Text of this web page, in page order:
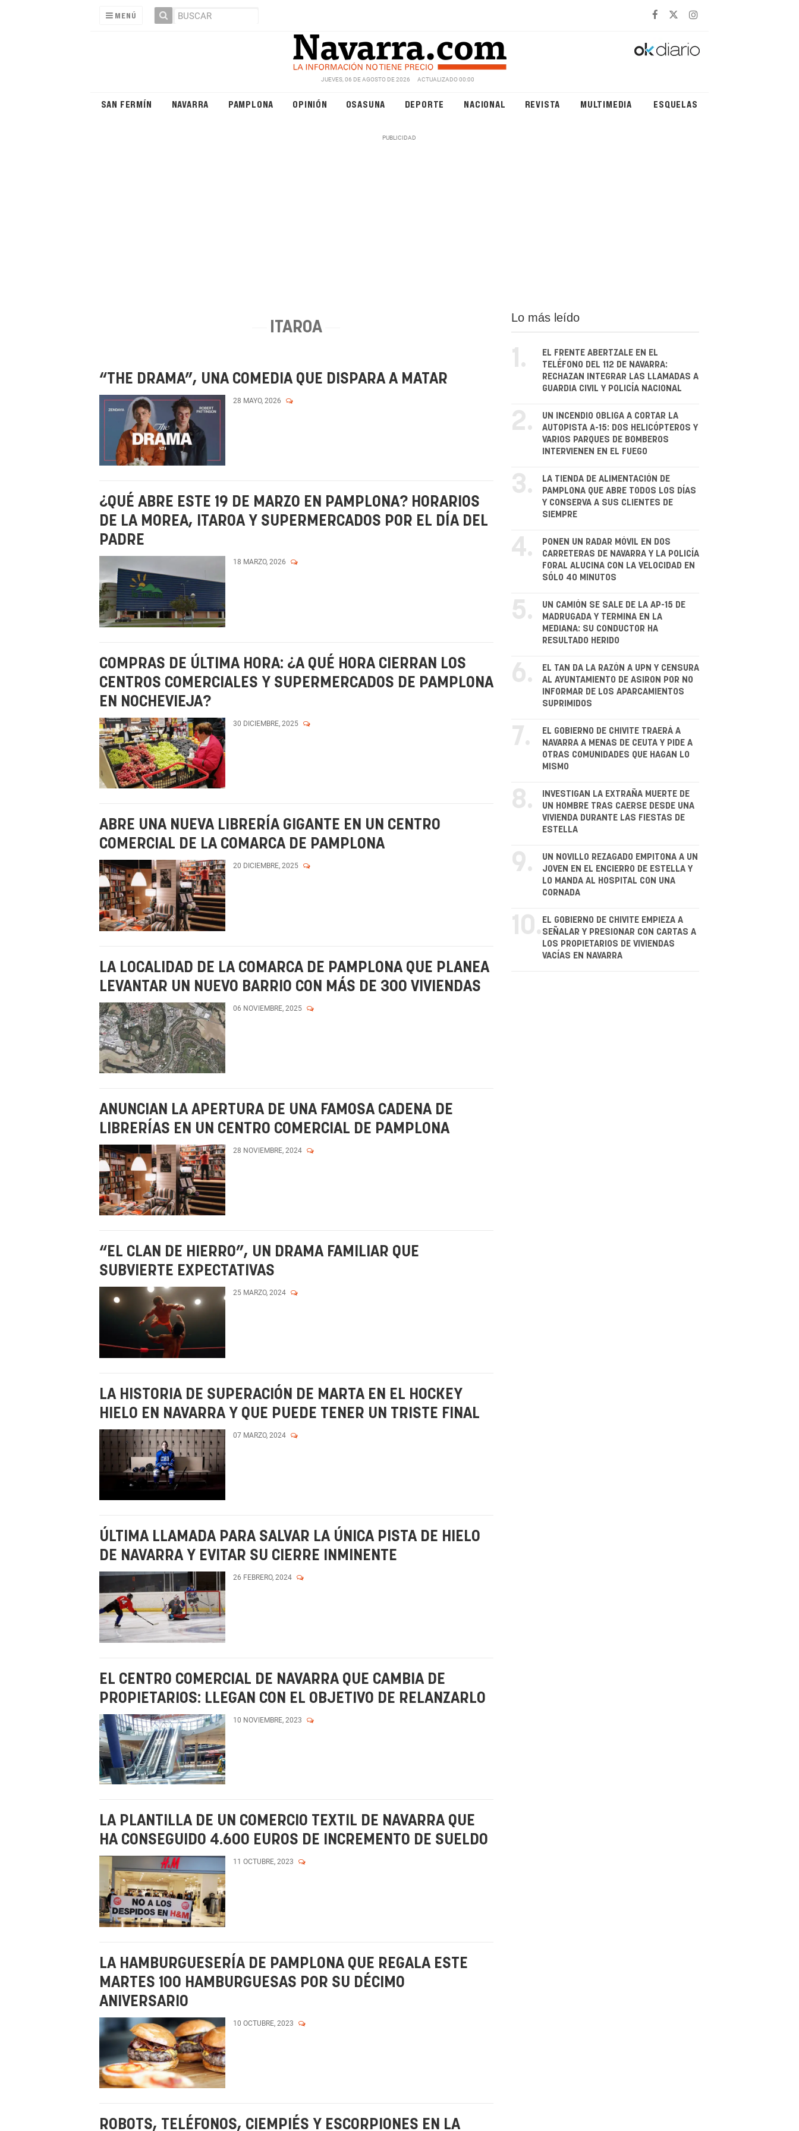
MENÚ
JUEVES, 06 DE AGOSTO DE 2026 ACTUALIZADO 00:00
SAN FERMÍN NAVARRA PAMPLONA OPINIÓN OSASUNA DEPORTE NACIONAL REVISTA MULTIMEDIA ESQUELAS
ITAROA
“THE DRAMA”, UNA COMEDIA QUE DISPARA A MATAR
28 MAYO, 2026
¿QUÉ ABRE ESTE 19 DE MARZO EN PAMPLONA? HORARIOS
DE LA MOREA, ITAROA Y SUPERMERCADOS POR EL DÍA DEL
PADRE
18 MARZO, 2026
COMPRAS DE ÚLTIMA HORA: ¿A QUÉ HORA CIERRAN LOS
CENTROS COMERCIALES Y SUPERMERCADOS DE PAMPLONA
EN NOCHEVIEJA?
30 DICIEMBRE, 2025
ABRE UNA NUEVA LIBRERÍA GIGANTE EN UN CENTRO
COMERCIAL DE LA COMARCA DE PAMPLONA
20 DICIEMBRE, 2025
LA LOCALIDAD DE LA COMARCA DE PAMPLONA QUE PLANEA
LEVANTAR UN NUEVO BARRIO CON MÁS DE 300 VIVIENDAS
06 NOVIEMBRE, 2025
ANUNCIAN LA APERTURA DE UNA FAMOSA CADENA DE
LIBRERÍAS EN UN CENTRO COMERCIAL DE PAMPLONA
28 NOVIEMBRE, 2024
“EL CLAN DE HIERRO”, UN DRAMA FAMILIAR QUE
SUBVIERTE EXPECTATIVAS
25 MARZO, 2024
LA HISTORIA DE SUPERACIÓN DE MARTA EN EL HOCKEY
HIELO EN NAVARRA Y QUE PUEDE TENER UN TRISTE FINAL
07 MARZO, 2024
ÚLTIMA LLAMADA PARA SALVAR LA ÚNICA PISTA DE HIELO
DE NAVARRA Y EVITAR SU CIERRE INMINENTE
26 FEBRERO, 2024
EL CENTRO COMERCIAL DE NAVARRA QUE CAMBIA DE
PROPIETARIOS: LLEGAN CON EL OBJETIVO DE RELANZARLO
10 NOVIEMBRE, 2023
LA PLANTILLA DE UN COMERCIO TEXTIL DE NAVARRA QUE
HA CONSEGUIDO 4.600 EUROS DE INCREMENTO DE SUELDO
11 OCTUBRE, 2023
LA HAMBURGUESERÍA DE PAMPLONA QUE REGALA ESTE
MARTES 100 HAMBURGUESAS POR SU DÉCIMO
ANIVERSARIO
10 OCTUBRE, 2023
ROBOTS, TELÉFONOS, CIEMPIÉS Y ESCORPIONES EN LA
Lo más leído
1.
EL FRENTE ABERTZALE EN EL
TELÉFONO DEL 112 DE NAVARRA:
RECHAZAN INTEGRAR LAS LLAMADAS A
GUARDIA CIVIL Y POLICÍA NACIONAL
2.
UN INCENDIO OBLIGA A CORTAR LA
AUTOPISTA A-15: DOS HELICÓPTEROS Y
VARIOS PARQUES DE BOMBEROS
INTERVIENEN EN EL FUEGO
3.
LA TIENDA DE ALIMENTACIÓN DE
PAMPLONA QUE ABRE TODOS LOS DÍAS
Y CONSERVA A SUS CLIENTES DE
SIEMPRE
4.
PONEN UN RADAR MÓVIL EN DOS
CARRETERAS DE NAVARRA Y LA POLICÍA
FORAL ALUCINA CON LA VELOCIDAD EN
SÓLO 40 MINUTOS
5.
UN CAMIÓN SE SALE DE LA AP-15 DE
MADRUGADA Y TERMINA EN LA
MEDIANA: SU CONDUCTOR HA
RESULTADO HERIDO
6.
EL TAN DA LA RAZÓN A UPN Y CENSURA
AL AYUNTAMIENTO DE ASIRON POR NO
INFORMAR DE LOS APARCAMIENTOS
SUPRIMIDOS
7.
EL GOBIERNO DE CHIVITE TRAERÁ A
NAVARRA A MENAS DE CEUTA Y PIDE A
OTRAS COMUNIDADES QUE HAGAN LO
MISMO
8.
INVESTIGAN LA EXTRAÑA MUERTE DE
UN HOMBRE TRAS CAERSE DESDE UNA
VIVIENDA DURANTE LAS FIESTAS DE
ESTELLA
9.
UN NOVILLO REZAGADO EMPITONA A UN
JOVEN EN EL ENCIERRO DE ESTELLA Y
LO MANDA AL HOSPITAL CON UNA
CORNADA
10. EL GOBIERNO DE CHIVITE EMPIEZA A
SEÑALAR Y PRESIONAR CON CARTAS A
LOS PROPIETARIOS DE VIVIENDAS
VACÍAS EN NAVARRA